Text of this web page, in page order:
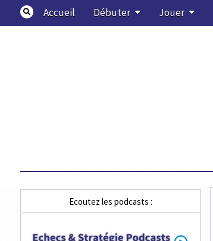
content
Accueil Débuter Jouer
Ecoutez les podcasts :